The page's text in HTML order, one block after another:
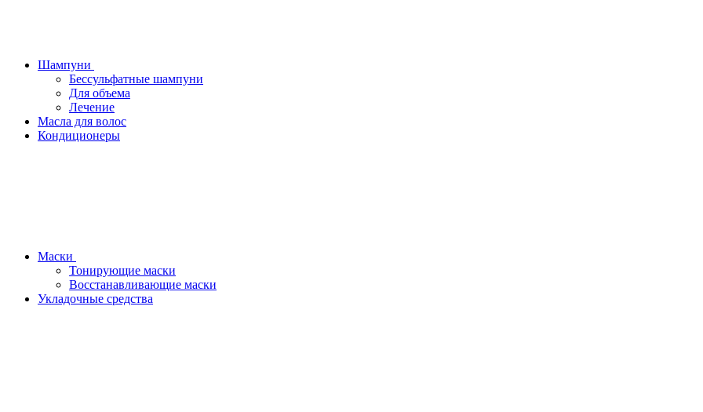
Шампуни
Бессульфатные шампуни
Для объема
Лечение
Масла для волос
Кондиционеры
Маски
Тонирующие маски
Восстанавливающие маски
Укладочные средства